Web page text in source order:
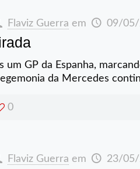
Flaviz Guerra em 09/05/
um GP da Espanha,
da Mercedes
0
Flaviz Guerra em 23/